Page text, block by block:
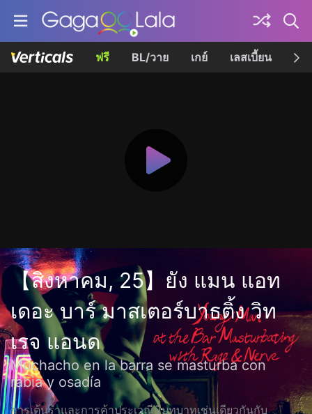
ฟรี BL/วาย เกย์ เลสเบี้ยน เค
【สิงหาคม, 25】ยัง แมน แอท
เดอะ บาร์ มาสเตอร์บาธติ้ง วิท
เรจ แอนด
Muchacho en la barra se masturba con
rabia y osadía
การเต้นรำและการค้าประเวณีมีบทบาทเช่นเดียวกันกับ